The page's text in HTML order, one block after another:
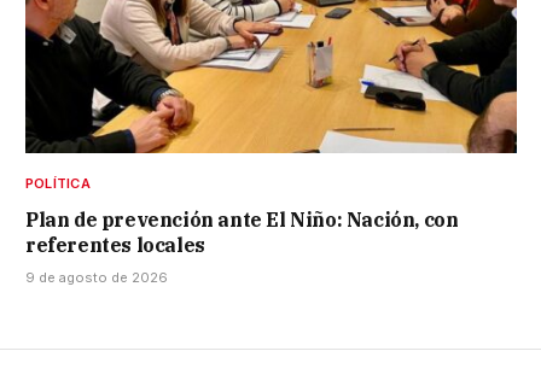
POLÍTICA
Plan de prevención ante El Niño: Nación, con
referentes locales
9 de agosto de 2026